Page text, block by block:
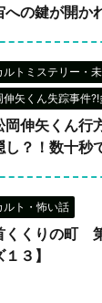
への鍵が開か
ルトミステリー・
伸矢くん失踪事件
岡伸矢くん行
し？！数十秒
ルト・怖い話
くくりの町
３】